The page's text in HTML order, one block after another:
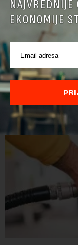
Doneta odluka o
Vlada Srbije
za još sedam dana,
prenosi
kao mera
NAJVREDNIJE
EKONOMIJE